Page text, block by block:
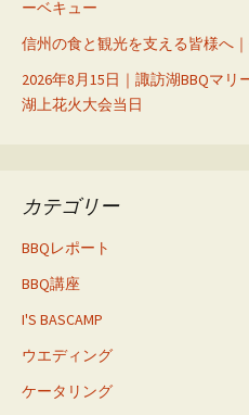
ーベキュー
信州の食と観光を支える皆様へ
2026年8月15日｜諏訪湖BBQマ
湖上花火大会当日
カテゴリー
BBQレポート
BBQ講座
I'S BASCAMP
ウエディング
ケータリング